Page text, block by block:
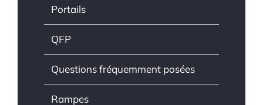
Portails
QFP
Questions fréquemment posées
Rampes